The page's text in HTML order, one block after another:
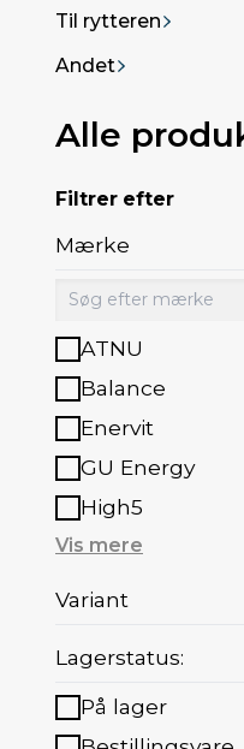
Til rytteren
Andet
Alle
Filtrer efter
Mærke
ATNU
Balance
Enervit
GU Energy
High5
Vis mere
Variant
Lagerstatus:
På lager